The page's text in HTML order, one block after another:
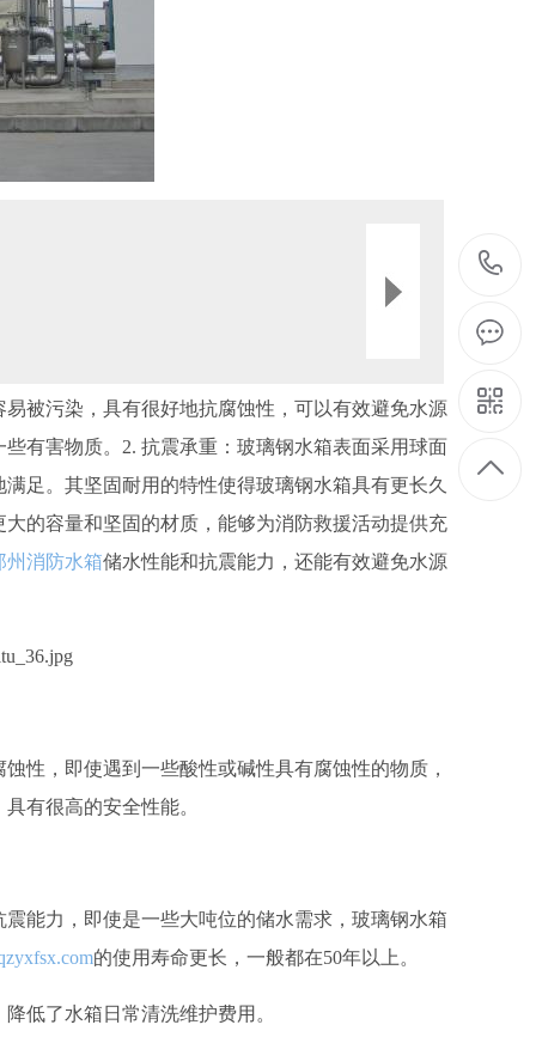
被污染，具有很好地抗腐蚀性，可以有效避免水源
有害物质。2. 抗震承重：玻璃钢水箱表面采用球面
足。其坚固耐用的特性使得玻璃钢水箱具有更长久
的容量和坚固的材质，能够为消防救援活动提供充
州消防水箱储水性能和抗震能力，还能有效避免水源
性，即使遇到一些酸性或碱性具有腐蚀性的物质，
有很高的安全性能。
能力，即使是一些大吨位的储水需求，玻璃钢水箱
的使用寿命更长，一般都在50年以上。
低了水箱日常清洗维护费用。